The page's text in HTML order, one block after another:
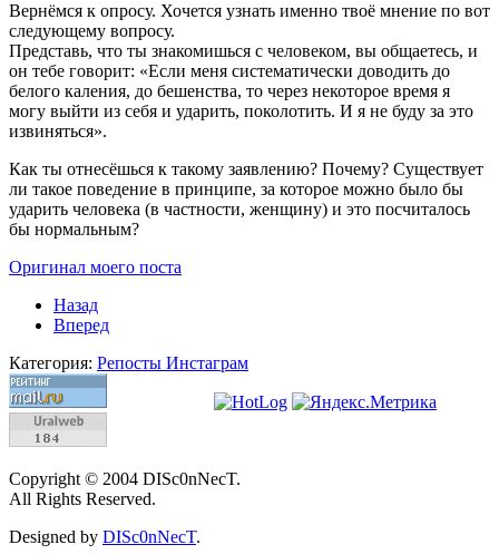
Вернёмся к опросу. Хочется узнать именно твоё мнение по вот
следующему вопросу.
Представь, что ты знакомишься с человеком, вы общаетесь, и
он тебе говорит: «Если меня систематически доводить до
белого каления, до бешенства, то через некоторое время я
могу выйти из себя и ударить, поколотить. И я не буду за это
извиняться».
Как ты отнесёшься к такому заявлению? Почему? Существует
ли такое поведение в принципе, за которое можно было бы
ударить человека (в частности, женщину) и это посчиталось
бы нормальным?
Оригинал моего поста
Назад
Вперед
Категория: Репосты Инстаграм
Copyright © 2004 DISc0nNecT.
All Rights Reserved.
Designed by DISc0nNecT.